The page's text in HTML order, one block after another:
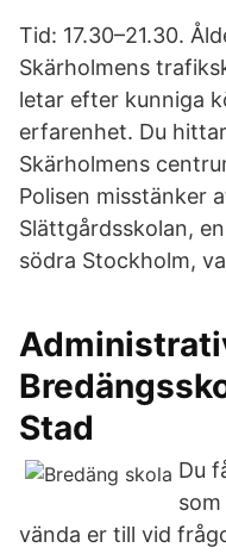
Tid: 17.30–21.30.
Skärholmens
letar efter kunniga
erfarenhet. Du
Skärholmens
Polisen misstänker
Slättgårdsskolan,
södra Stockholm,
Stad
Du
vända er till vid